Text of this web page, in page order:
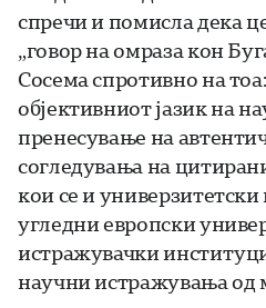
спречи и помисла дека
„говор на омраза кон
Сосема спротивно на
објективниот јазик на
пренесување на
согледувања на
кои се и
угледни европски
истражувачки
научни истражувања од